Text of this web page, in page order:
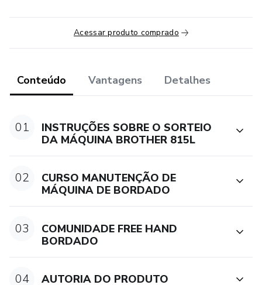
Acessar produto comprado
Conteúdo Vantagens Detalhes
01
INSTRUÇÕES SOBRE O SORTEIO
DA MÁQUINA BROTHER 815L
02
CURSO MANUTENÇÃO DE
MÁQUINA DE BORDADO
03
COMUNIDADE FREE HAND
BORDADO
04 AUTORIA DO PRODUTO